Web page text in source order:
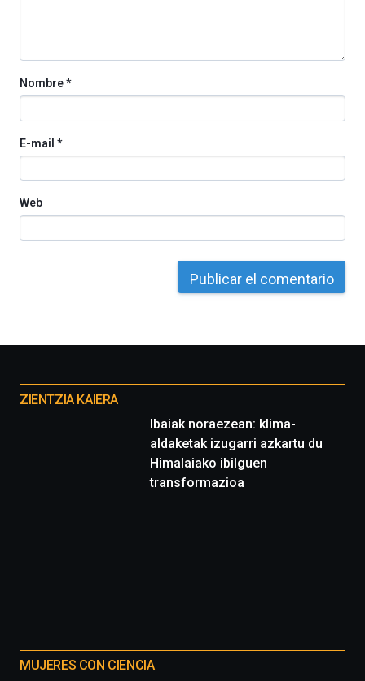
Nombre*
E-mail *
Web
proyectos
ZIENTZIA KAIERA
Ibaiak noraezean: klima-
aldaketak izugarri azkartu du
Himalaiako ibilguen
transformazioa
MUJERES CON CIENCIA